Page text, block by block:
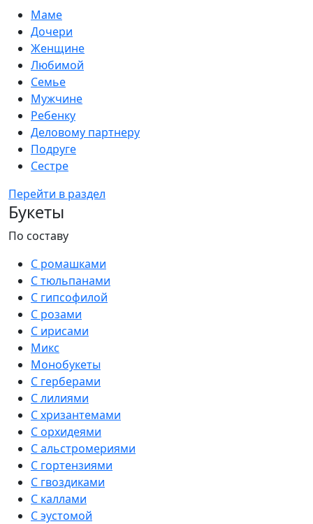
Маме
Дочери
Женщине
Любимой
Семье
Мужчине
Ребенку
Деловому партнеру
Подруге
Сестре
Перейти в раздел
Букеты
По составу
С ромашками
С тюльпанами
С гипсофилой
С розами
С ирисами
Микс
Монобукеты
С герберами
С лилиями
С хризантемами
С орхидеями
С альстромериями
С гортензиями
С гвоздиками
С каллами
С эустомой